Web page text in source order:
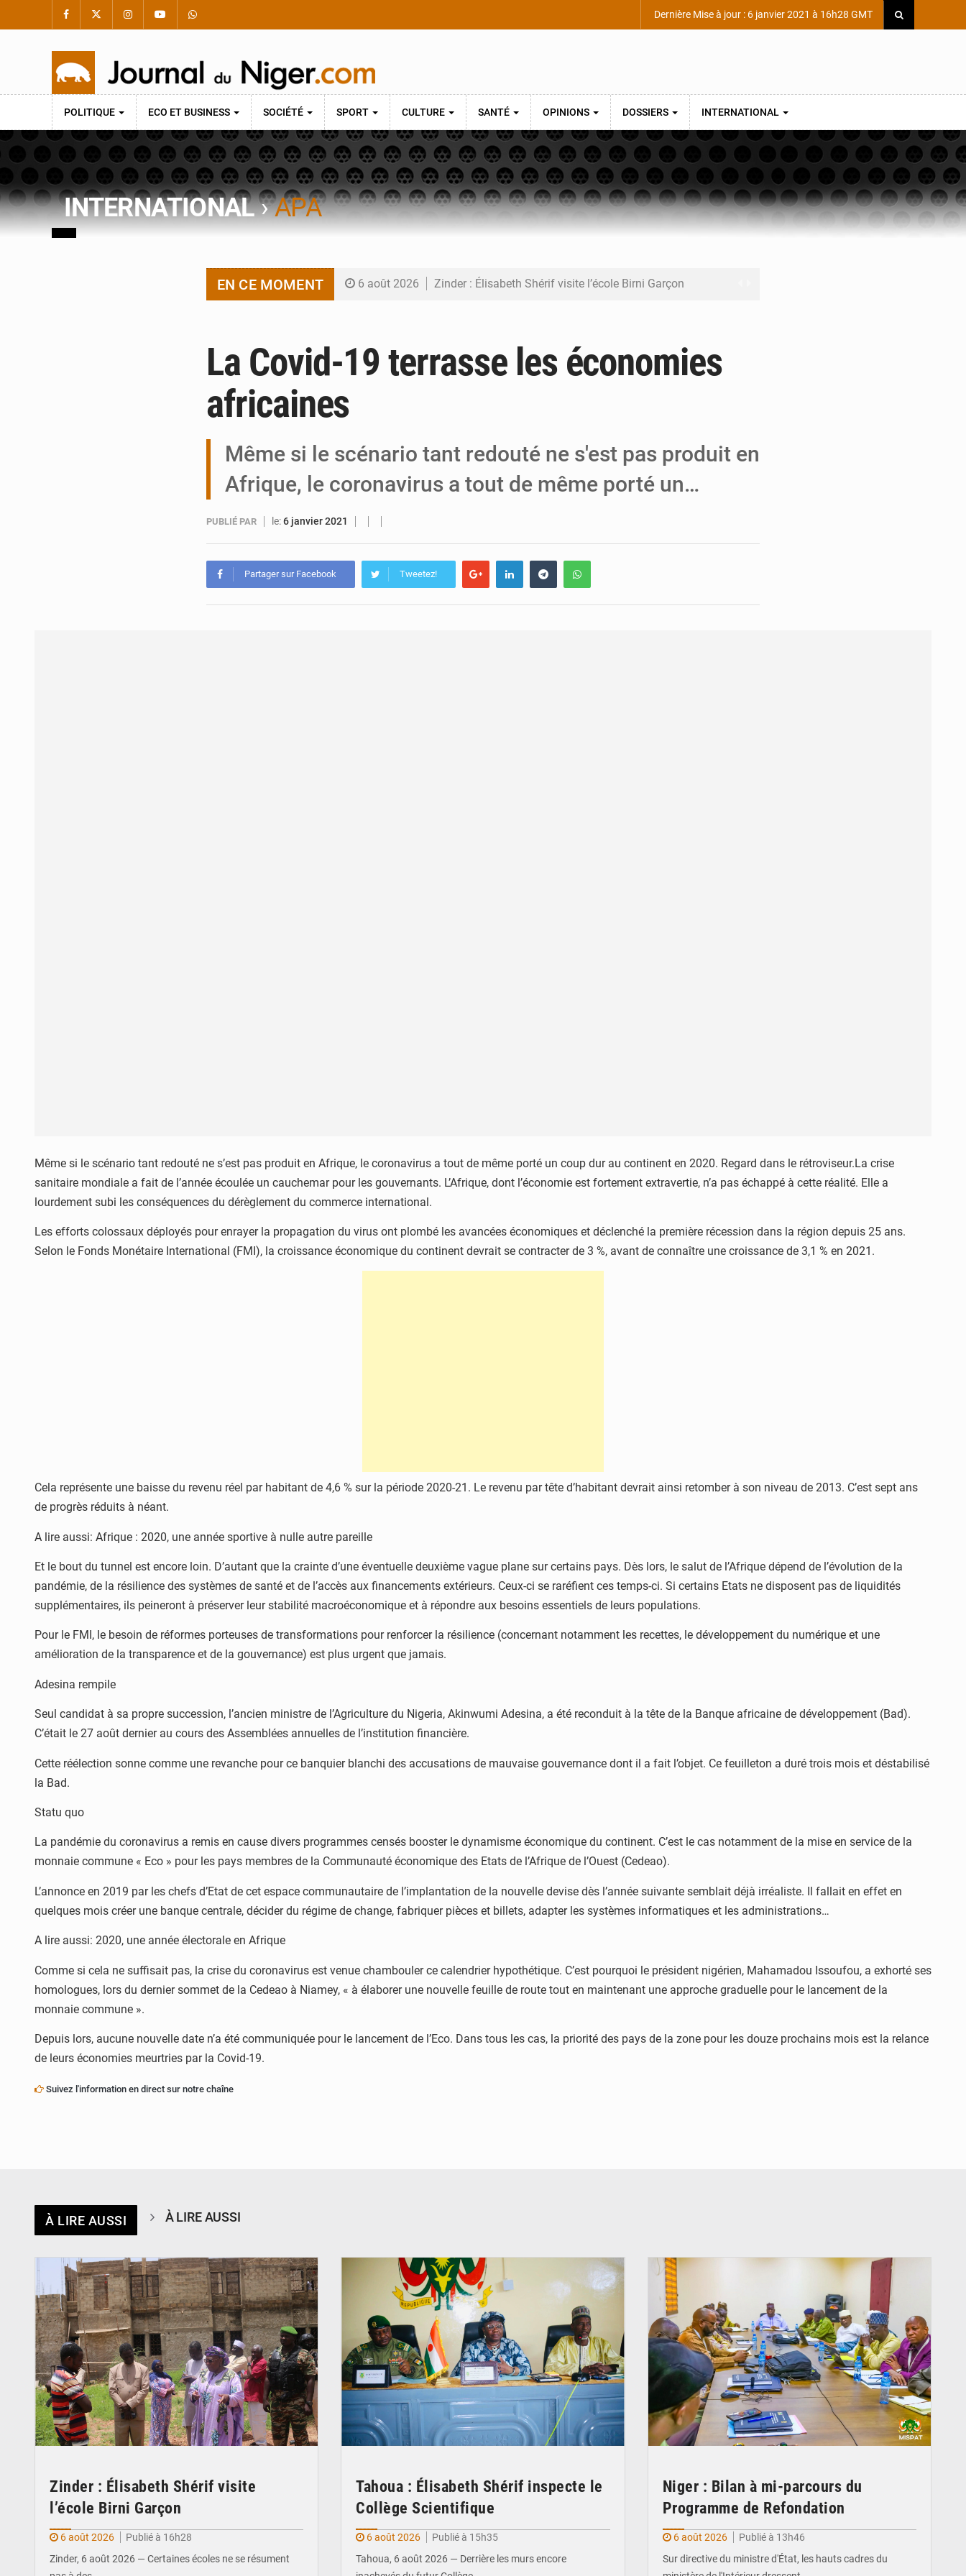
Dernière Mise à jour : 6 janvier 2021 à 16h28 GMT
POLITIQUE ECO ET BUSINESS SOCIÉTÉ SPORT CULTURE SANTÉ OPINIONS DOSSIERS INTERNATIONAL
INTERNATIONAL›APA
EN CE MOMENT 6 août 2026 Zinder : Élisabeth Shérif visite l’école Birni Garçon
6 août 2026 Niger : Bilan à mi-parcours du Programme de Refondation
6 août 2026 Chasse aux gabegies à Niamey : 74 milliards de FCFA recouvrés par la COLDEFF
La Covid-19 terrasse les économies
africaines
Même si le scénario tant redouté ne s'est pas produit en
Afrique, le coronavirus a tout de même porté un…
PUBLIÉ PAR le:6 janvier 2021
Partager sur Facebook Tweetez!
Même si le scénario tant redouté ne s’est pas produit en Afrique, le coronavirus a tout de même porté un coup dur au continent en 2020. Regard dans le rétroviseur.La crise
sanitaire mondiale a fait de l’année écoulée un cauchemar pour les gouvernants. L’Afrique, dont l’économie est fortement extravertie, n’a pas échappé à cette réalité. Elle a
lourdement subi les conséquences du dérèglement du commerce international.
Les efforts colossaux déployés pour enrayer la propagation du virus ont plombé les avancées économiques et déclenché la première récession dans la région depuis 25 ans.
Selon le Fonds Monétaire International (FMI), la croissance économique du continent devrait se contracter de 3 %, avant de connaître une croissance de 3,1 % en 2021.
Cela représente une baisse du revenu réel par habitant de 4,6 % sur la période 2020-21. Le revenu par tête d’habitant devrait ainsi retomber à son niveau de 2013. C’est sept ans
de progrès réduits à néant.
A lire aussi: Afrique : 2020, une année sportive à nulle autre pareille
Et le bout du tunnel est encore loin. D’autant que la crainte d’une éventuelle deuxième vague plane sur certains pays. Dès lors, le salut de l’Afrique dépend de l’évolution de la
pandémie, de la résilience des systèmes de santé et de l’accès aux financements extérieurs. Ceux-ci se raréfient ces temps-ci. Si certains Etats ne disposent pas de liquidités
supplémentaires, ils peineront à préserver leur stabilité macroéconomique et à répondre aux besoins essentiels de leurs populations.
Pour le FMI, le besoin de réformes porteuses de transformations pour renforcer la résilience (concernant notamment les recettes, le développement du numérique et une
amélioration de la transparence et de la gouvernance) est plus urgent que jamais.
Adesina rempile
Seul candidat à sa propre succession, l’ancien ministre de l’Agriculture du Nigeria, Akinwumi Adesina, a été reconduit à la tête de la Banque africaine de développement (Bad).
C’était le 27 août dernier au cours des Assemblées annuelles de l’institution financière.
Cette réélection sonne comme une revanche pour ce banquier blanchi des accusations de mauvaise gouvernance dont il a fait l’objet. Ce feuilleton a duré trois mois et déstabilisé
la Bad.
Statu quo
La pandémie du coronavirus a remis en cause divers programmes censés booster le dynamisme économique du continent. C’est le cas notamment de la mise en service de la
monnaie commune « Eco » pour les pays membres de la Communauté économique des Etats de l’Afrique de l’Ouest (Cedeao).
L’annonce en 2019 par les chefs d’Etat de cet espace communautaire de l’implantation de la nouvelle devise dès l’année suivante semblait déjà irréaliste. Il fallait en effet en
quelques mois créer une banque centrale, décider du régime de change, fabriquer pièces et billets, adapter les systèmes informatiques et les administrations…
A lire aussi: 2020, une année électorale en Afrique
Comme si cela ne suffisait pas, la crise du coronavirus est venue chambouler ce calendrier hypothétique. C’est pourquoi le président nigérien, Mahamadou Issoufou, a exhorté ses
homologues, lors du dernier sommet de la Cedeao à Niamey, « à élaborer une nouvelle feuille de route tout en maintenant une approche graduelle pour le lancement de la
monnaie commune ».
Depuis lors, aucune nouvelle date n’a été communiquée pour le lancement de l’Eco. Dans tous les cas, la priorité des pays de la zone pour les douze prochains mois est la relance
de leurs économies meurtries par la Covid-19.
Suivez l'information en direct sur notre chaîne
À LIRE AUSSI À LIRE AUSSI
Zinder : Élisabeth Shérif visite
l’école Birni Garçon
6 août 2026
Publié à 16h28
Zinder, 6 août 2026 — Certaines écoles ne se résument
Tahoua : Élisabeth Shérif inspecte le
Collège Scientifique
6 août 2026
Publié à 15h35
Tahoua, 6 août 2026 — Derrière les murs encore
Niger : Bilan à mi-parcours du
Programme de Refondation
6 août 2026
Publié à 13h46
Sur directive du ministre d'État, les hauts cadres du